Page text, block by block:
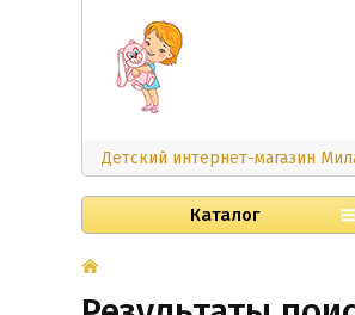
Детский интернет-магазин
Каталог